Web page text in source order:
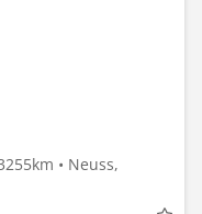
• Neuss,